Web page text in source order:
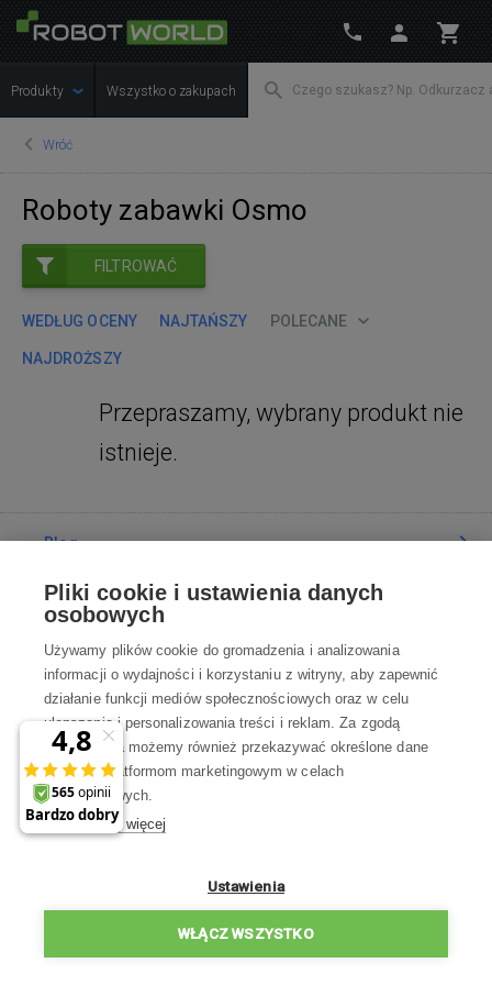
Produkty Wszystko o zakupach
Wróć
Roboty zabawki Osmo
FILTROWAĆ
WEDŁUG OCENY NAJTAŃSZY POLECANE
NAJDROŻSZY
Przepraszamy, wybrany produkt nie
istnieje.
Blog
Poradnia
Wszystko o zakupach
Kontakt
Skontaktuj się z Nami
Pon-Pt 8:00—17:00
WSZYSTKIE KONTAKTY
Pliki cookie i ustawienia danych
osobowych
Używamy plików cookie do gromadzenia i analizowania
informacji o wydajności i korzystaniu z witryny, aby zapewnić
działanie funkcji mediów społecznościowych oraz w celu
ulepszania i personalizowania treści i reklam. Za zgodą
użytkownika możemy również przekazywać określone dane
osobowe platformom marketingowym w celach
marketingowych.
Dowiedz się więcej
Ustawienia
WŁĄCZ WSZYSTKO